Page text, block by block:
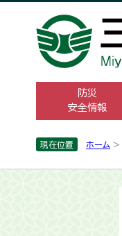
防災
安全情報
現在位置 ホーム >